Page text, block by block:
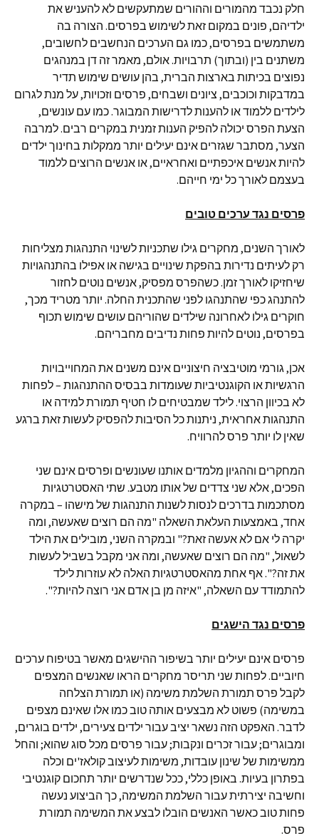
חלק נכבד מהמורים וההורים שמתעקשים לא להעניש את
ילדיהם, פונים במקום זאת לשימוש בפרסים. הצורה בה
משתמשים בפרסים, כמו גם הערכים הנחשבים לחשובים,
משתנים בין (ובתוך) תרבויות. אולם, מאמר זה דן במנהגים
נפוצים בכיתות בארצות הברית, בהן עושים שימוש תדיר
במדבקות וכוכבים, ציונים ושבחים, פרסים וזכויות, על מנת לגרום
לילדים ללמוד או להענות לדרישות המבוגר. כמו עם עונשים,
הצעת הפרס יכולה להפיק הענות זמנית במקרים רבים. למרבה
הצער, מסתבר שגזרים אינם יעילים יותר ממקלות בחינוך ילדים
להיות אנשים איכפתיים ואחראיים, או אנשים הרוצים ללמוד
בעצמם לאורך כל ימי חייהם.
פרסים נגד ערכים טובים
לאורך השנים, מחקרים גילו שתכניות לשינוי התנהגות מצליחות
רק לעיתים נדירות בהפקת שינויים בגישה או אפילו בהתנהגויות
שיחזיקו לאורך זמן. כשהפרס מפסיק, אנשים נוטים לחזור
להתנהג כפי שהתנהגו לפני שהתכנית החלה. יותר מטריד מכך,
חוקרים גילו לאחרונה שילדים שהוריהם עושים שימוש תכוף
בפרסים, נוטים להיות פחות נדיבים מחבריהם.
אכן, גורמי מוטיבציה חיצוניים אינם משנים את המחוייבויות
הרגשיות או הקוגנטיביות שעומדות בבסיס ההתנהגות – לפחות
לא בכיוון הרצוי. לילד שמבטיחים לו חטיף תמורת למידה או
התנהגות אחראית, ניתנות כל הסיבות להפסיק לעשות זאת ברגע
שאין לו יותר פרס להרוויח.
המחקרים וההגיון מלמדים אותנו שעונשים ופרסים אינם שני
הפכים, אלא שני צדדים של אותו מטבע. שתי האסטרטגיות
מסתכמות בדרכים לנסות לשנות התנהגות של מישהו – במקרה
אחד, באמצעות העלאת השאלה "מה הם רוצים שאעשה, ומה
יקרה לי אם לא אעשה זאת?" ובמקרה השני, מובילים את הילד
לשאול, "מה הם רוצים שאעשה, ומה אני מקבל בשביל לעשות
את זה?". אף אחת מהאסטרטגיות האלה לא עוזרות לילד
להתמודד עם השאלה, "איזה מן בן אדם אני רוצה להיות?".
פרסים נגד הישגים
פרסים אינם יעילים יותר בשיפור ההישגים מאשר בטיפוח ערכים
חיוביים. לפחות שני תריסר מחקרים הראו שאנשים המצפים
לקבל פרס תמורת השלמת משימה (או תמורת הצלחה
במשימה) פשוט לא מבצעים אותה טוב כמו אלו שאינם מצפים
לדבר. האפקט הזה נשאר יציב עבור ילדים צעירים, ילדים בוגרים,
ומבוגרים; עבור זכרים ונקבות; עבור פרסים מכל סוג שהוא; והחל
ממשימות של שינון עובדות, משימות לעיצוב קולאז'ים וכלה
בפתרון בעיות. באופן כללי, ככל שנדרשים יותר תחכום קוגנטיבי
וחשיבה יצירתית עבור השלמת המשימה, כך הביצוע נעשה
פחות טוב כאשר האנשים הובלו לבצע את המשימה תמורת
פרס.